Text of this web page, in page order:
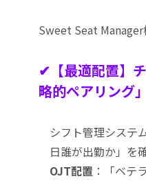
Sweet Seat Manager
✔【最適配置】
略的ペアリング」
シフト管理システ
日誰が出勤か」を
OJT配置 ：「ベテ